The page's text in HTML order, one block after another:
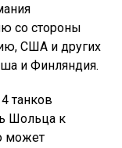
со стороны
США и других
и Финляндия.
танков
Шольца к
может